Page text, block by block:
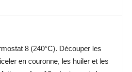
8 (240°C). Découper les
en couronne, les huiler et les